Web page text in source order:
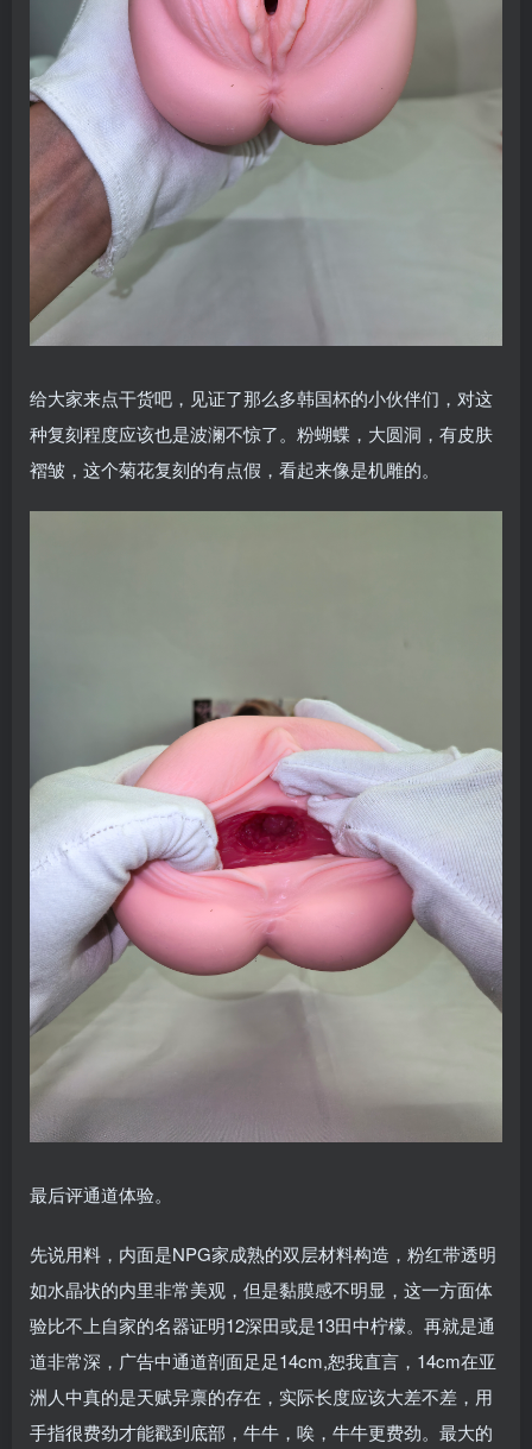
给大家来点干货吧，见证了那么多韩国杯的小伙伴们，对这
种复刻程度应该也是波澜不惊了。粉蝴蝶，大圆洞，有皮肤
褶皱，这个菊花复刻的有点假，看起来像是机雕的。
最后评通道体验。
先说用料，内面是NPG家成熟的双层材料构造，粉红带透明
如水晶状的内里非常美观，但是黏膜感不明显，这一方面体
验比不上自家的名器证明12深田或是13田中柠檬。再就是通
道非常深，广告中通道剖面足足14cm,恕我直言，14cm在亚
洲人中真的是天赋异禀的存在，实际长度应该大差不差，用
手指很费劲才能戳到底部，牛牛，唉，牛牛更费劲。最大的